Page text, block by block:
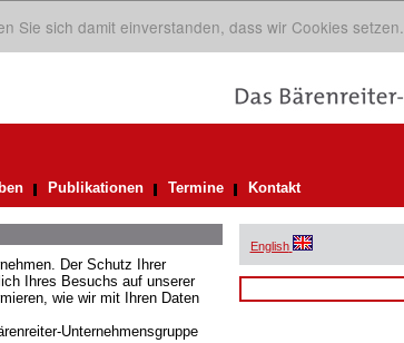
Sie sich damit einverstanden, dass wir Cookies setzen.
Publikationen Termine Kontakt
Der Schutz Ihrer
Ihres Besuchs auf unserer
wie wir mit Ihren Daten
Unternehmensgruppe
English